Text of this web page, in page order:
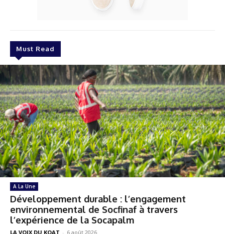
Must Read
A La Une
Développement durable : l’engagement
environnemental de Socfinaf à travers
l’expérience de la Socapalm
LA VOIX DU KOAT - 6 août 2026